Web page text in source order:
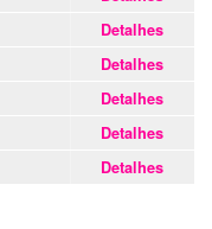
Detalhes
Detalhes
Detalhes
Detalhes
Detalhes